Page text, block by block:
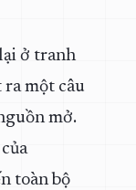
ở tranh
ra một câu
mở.
toàn bộ